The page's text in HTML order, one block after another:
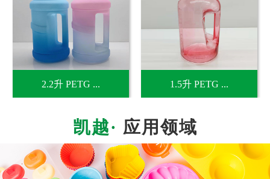
2.2升 PETG ... 1.5升 PETG ...
应用领域